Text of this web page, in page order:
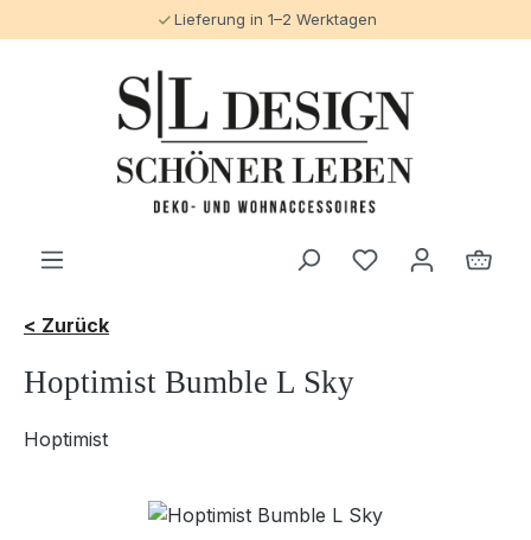
Lieferung in 1–2 Werktagen
< Zurück
Hoptimist Bumble L Sky
Hoptimist
Bildergalerie überspringen